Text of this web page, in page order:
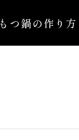
もつ鍋の作り方